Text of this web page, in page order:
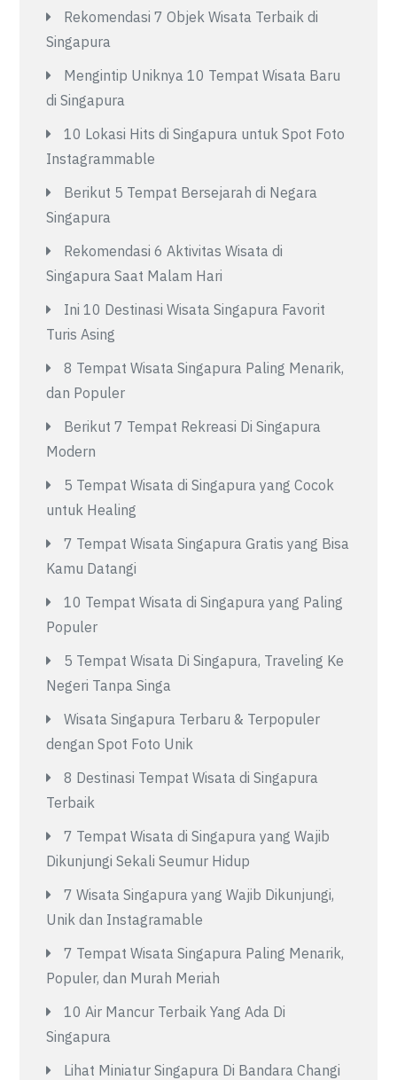
Rekomendasi 7 Objek Wisata Terbaik di
Singapura
Mengintip Uniknya 10 Tempat Wisata Baru
di Singapura
10 Lokasi Hits di Singapura untuk Spot Foto
Instagrammable
Berikut 5 Tempat Bersejarah di Negara
Singapura
Rekomendasi 6 Aktivitas Wisata di
Singapura Saat Malam Hari
Ini 10 Destinasi Wisata Singapura Favorit
Turis Asing
8 Tempat Wisata Singapura Paling Menarik,
dan Populer
Berikut 7 Tempat Rekreasi Di Singapura
Modern
5 Tempat Wisata di Singapura yang Cocok
untuk Healing
7 Tempat Wisata Singapura Gratis yang Bisa
Kamu Datangi
10 Tempat Wisata di Singapura yang Paling
Populer
5 Tempat Wisata Di Singapura, Traveling Ke
Negeri Tanpa Singa
Wisata Singapura Terbaru & Terpopuler
dengan Spot Foto Unik
8 Destinasi Tempat Wisata di Singapura
Terbaik
7 Tempat Wisata di Singapura yang Wajib
Dikunjungi Sekali Seumur Hidup
7 Wisata Singapura yang Wajib Dikunjungi,
Unik dan Instagramable
7 Tempat Wisata Singapura Paling Menarik,
Populer, dan Murah Meriah
10 Air Mancur Terbaik Yang Ada Di
Singapura
Lihat Miniatur Singapura Di Bandara Changi